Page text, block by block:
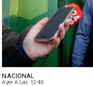
NACIONAL
Ayer A Las 12:40